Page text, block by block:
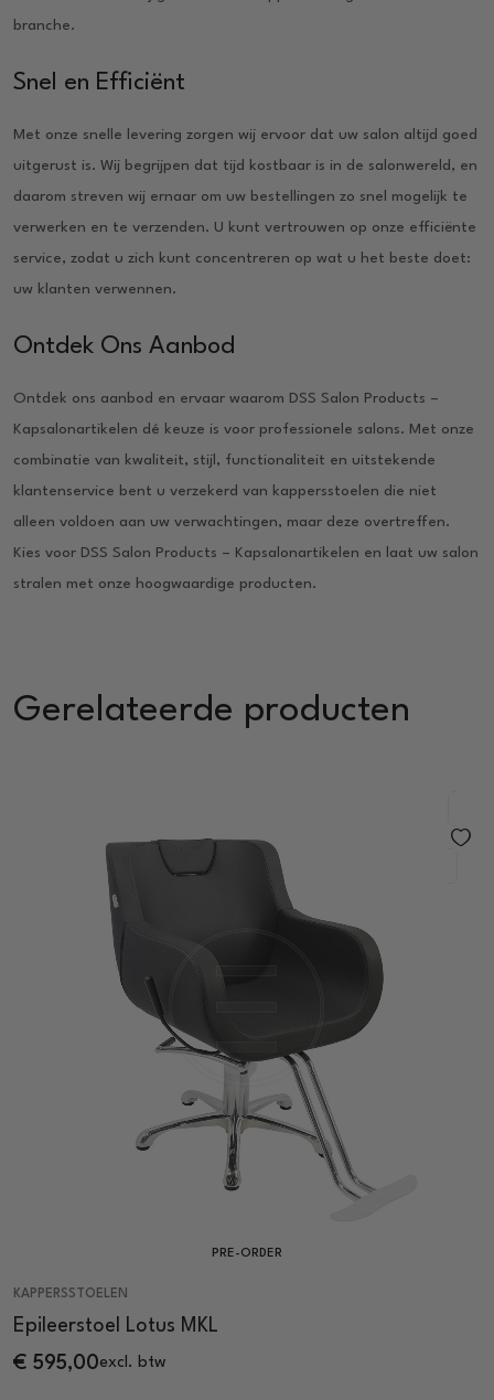
branche.
Snel en Efficiënt
Met onze snelle levering zorgen wij ervoor dat uw salon altijd goed
uitgerust is. Wij begrijpen dat tijd kostbaar is in de salonwereld, en
daarom streven wij ernaar om uw bestellingen zo snel mogelijk te
verwerken en te verzenden. U kunt vertrouwen op onze efficiënte
service, zodat u zich kunt concentreren op wat u het beste doet:
uw klanten verwennen.
Ontdek Ons Aanbod
Ontdek ons aanbod en ervaar waarom DSS Salon Products –
Kapsalonartikelen dé keuze is voor professionele salons. Met onze
combinatie van kwaliteit, stijl, functionaliteit en uitstekende
klantenservice bent u verzekerd van kappersstoelen die niet
alleen voldoen aan uw verwachtingen, maar deze overtreffen.
Kies voor DSS Salon Products – Kapsalonartikelen en laat uw salon
stralen met onze hoogwaardige producten.
Gerelateerde producten
PRE-ORDER
KAPPERSSTOELEN
Epileerstoel Lotus MKL
€ 595,00excl. btw